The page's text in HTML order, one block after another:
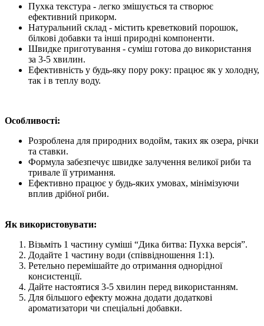
Пухка текстура - легко змішується та створює
ефективний прикорм.
Натуральний склад - містить креветковий порошок,
білкові добавки та інші природні компоненти.
Швидке приготування - суміш готова до використання
за 3-5 хвилин.
Ефективність у будь-яку пору року: працює як у холодну,
так і в теплу воду.
Особливості:
Розроблена для природних водойм, таких як озера, річки
та ставки.
Формула забезпечує швидке залучення великої риби та
тривале її утримання.
Ефективно працює у будь-яких умовах, мінімізуючи
вплив дрібної риби.
Як використовувати:
Візьміть 1 частину суміші “Дика битва: Пухка версія”.
Додайте 1 частину води (співвідношення 1:1).
Ретельно перемішайте до отримання однорідної
консистенції.
Дайте настоятися 3-5 хвилин перед використанням.
Для більшого ефекту можна додати додаткові
ароматизатори чи спеціальні добавки.